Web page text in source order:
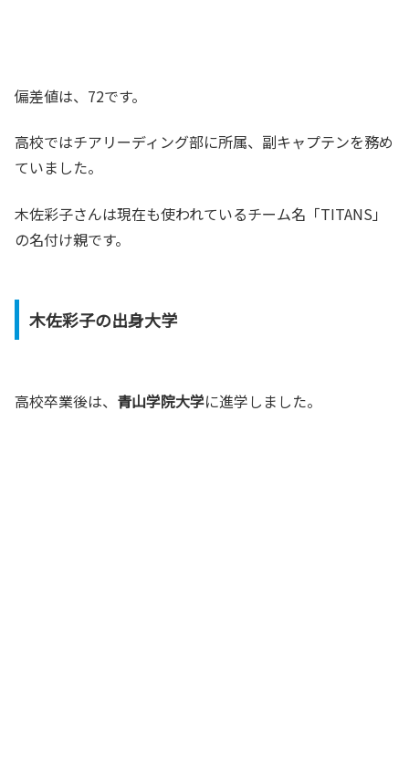
偏差値は、72です。
高校ではチアリーディング部に所属、副キャプテンを務め
ていました。
木佐彩子さんは現在も使われているチーム名「TITANS」
の名付け親です。
木佐彩子の出身大学
高校卒業後は、 青山学院大学に進学しました。